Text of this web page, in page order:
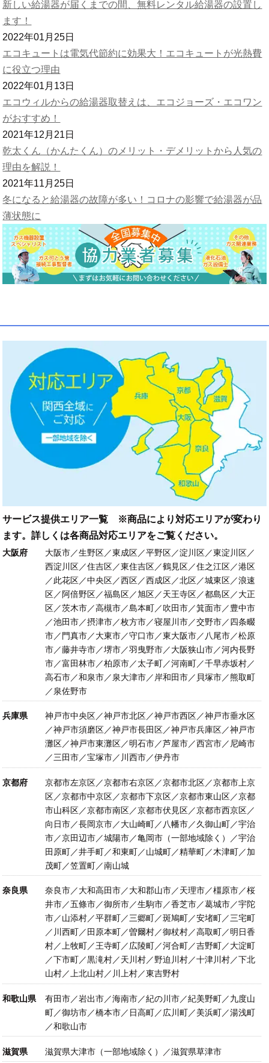
新しい給湯器が届くまでの間、無料レンタル給湯器の設置し
ます！
2022年01月25日
エコキュートは電気代節約に効果大！エコキュートが光熱費
に役立つ理由
2022年01月13日
エコウィルからの給湯器取替えは、エコジョーズ・エコワン
がおすすめ！
2021年12月21日
乾太くん（かんたくん）のメリット・デメリットから人気の
理由を解説！
2021年11月25日
冬になると給湯器の故障が多い！コロナの影響で給湯器が品
薄状態に
サービス提供エリア一覧 ※商品により対応エリアが変わり
ます。詳しくは各商品対応エリアをご覧ください。
大阪府
大阪市／生野区／東成区／平野区／淀川区／東淀川区／
西淀川区／住吉区／東住吉区／鶴見区／住之江区／港区
／此花区／中央区／西区／西成区／北区／城東区／浪速
区／阿倍野区／福島区／旭区／天王寺区／都島区／大正
区／茨木市／高槻市／島本町／吹田市／箕面市／豊中市
／池田市／摂津市／枚方市／寝屋川市／交野市／四条畷
市／門真市／大東市／守口市／東大阪市／八尾市／松原
市／藤井寺市／堺市／羽曳野市／大阪狭山市／河内長野
市／富田林市／柏原市／太子町／河南町／千早赤坂村／
高石市／和泉市／泉大津市／岸和田市／貝塚市／熊取町
／泉佐野市
兵庫県
神戸市中央区／神戸市北区／神戸市西区／神戸市垂水区
／神戸市須磨区／神戸市長田区／神戸市兵庫区／神戸市
灘区／神戸市東灘区／明石市／芦屋市／西宮市／尼崎市
／三田市／宝塚市／川西市／伊丹市
京都府
京都市左京区／京都市右京区／京都市北区／京都市上京
区／京都市中京区／京都市下京区／京都市東山区／京都
市山科区／京都市南区／京都市伏見区／京都市西京区／
向日市／長岡京市／大山崎町／八幡市／久御山町／宇治
市／京田辺市／城陽市／亀岡市（一部地域除く）／宇治
田原町／井手町／和東町／山城町／精華町／木津町／加
茂町／笠置町／南山城
奈良県
奈良市／大和高田市／大和郡山市／天理市／橿原市／桜
井市／五條市／御所市／生駒市／香芝市／葛城市／宇陀
市／山添村／平群町／三郷町／斑鳩町／安堵町／三宅町
／川西町／田原本町／曽爾村／御杖村／高取町／明日香
村／上牧町／王寺町／広陵町／河合町／吉野町／大淀町
／下市町／黒滝村／天川村／野迫川村／十津川村／下北
山村／上北山村／川上村／東吉野村
和歌山県
有田市／岩出市／海南市／紀の川市／紀美野町／九度山
町／御坊市／橋本市／日高町／広川町／美浜町／湯浅町
／和歌山市
滋賀県 滋賀県大津市（一部地域除く）／滋賀県草津市